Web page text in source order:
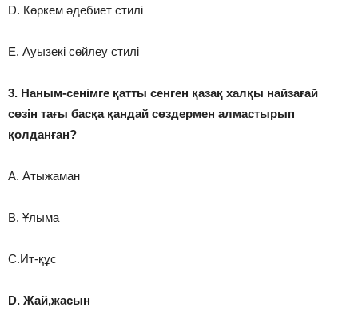
D. Көркем әдебиет стилі
E. Ауызекі сөйлеу стилі
3. Наным-сенімге қатты сенген қазақ халқы найзағай
сөзін тағы басқа қандай сөздермен алмастырып
қолданған?
А. Атыжаман
В. Ұлыма
С.Ит-құс
D. Жай,жасын